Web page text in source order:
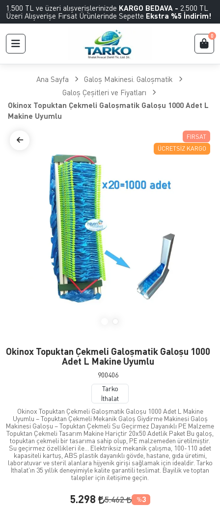
1.500 TL ve üzeri alışverişlerinizde KARGO BEDAVA - 2.500 TL
Üzeri Alışverişe Fırsat Ürünlerinde Sepette Ekstra %5 İndirim!
0
Ana Sayfa
Galoş Makinesi. Galoşmatik
Galoş Çeşitleri ve Fiyatları
Okinox Topuktan Çekmeli Galoşmatik Galoşu 1000 Adet L
Makine Uyumlu
FIRSAT
ÜCRETSIZ KARGO
Okinox Topuktan Çekmeli Galoşmatik Galoşu 1000
Adet L Makine Uyumlu
900406
Tarko
İthalat
Okinox Topuktan Çekmeli Galoşmatik Galoşu 1000 Adet L Makine
Uyumlu – Topuktan Çekmeli Mekanik Galoş Giydirme Makinesi Galoş
Makinesi Galoşu – Topuktan Çekmeli Su Geçirmez Dayanıklı PE Malzeme
Topuktan Çekmeli Tasarım Makine Hariçtir 20x50 Adetlik Paket Bu galoş,
topuktan çekmeli bir tasarıma sahip olup, PE malzemeden üretilmiştir.
Su geçirmez özellikleri ile... Elektriksiz mekanik çalışma, 100-110 adet
kapasiteli kartuş, ABS plastik dayanıklı gövde, hastane, gıda üretimi,
laboratuvar ve steril alanlara hijyenik girişi sağlamak için idealdir. Tarko
İthalat'ın 35 yıllık deneyimiyle kalite garantili teslimat. Bayilik ve toptan
talepler için iletişime geçin.
5.298 5.462 %3